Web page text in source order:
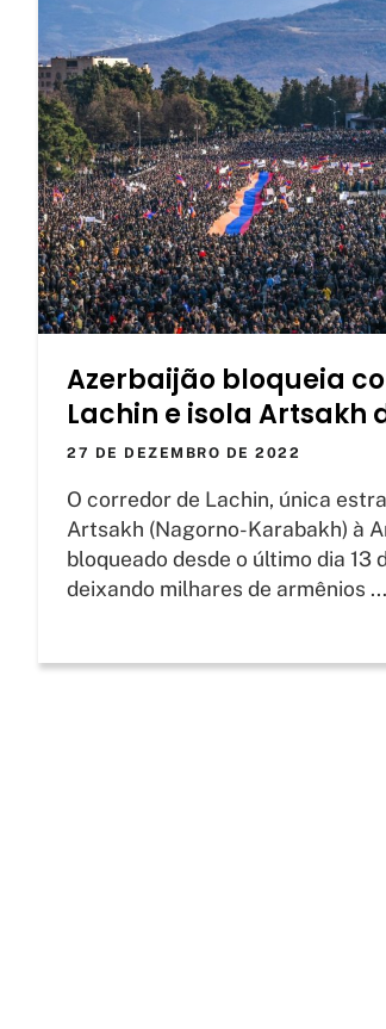
Azerbaijão bloqueia
Lachin e isola Artsakh
27 DE DEZEMBRO DE 2022
O corredor de Lachin, única
Artsakh (Nagorno-Karabakh) à
bloqueado desde o último dia 13
deixando milhares de armênios ...